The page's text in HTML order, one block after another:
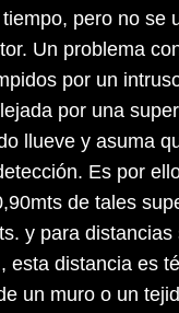
pero no se
Un problema
por un
por una
llueve y asuma
Es por
de tales
y para
esta distancia es
un muro o un